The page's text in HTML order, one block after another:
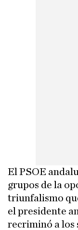
El PSOE
grupos de la
triunfalismo
el presidente
recriminó a los